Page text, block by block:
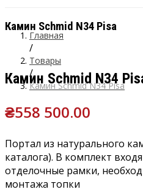
Главная
/
Товары
/
Камин Schmid N34 Pisa
Камин Schmid N34 Pisa
Камин Schmid N34
₴558 500.00
Портал из натурального
каталога). В комплект
отделочные рамки,
монтажа топки